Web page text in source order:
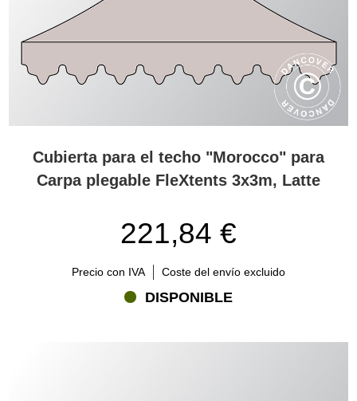
Cubierta para el techo "Morocco" para
Carpa plegable FleXtents 3x3m, Latte
221,84 €
Precio con IVA Coste del envío excluido
DISPONIBLE